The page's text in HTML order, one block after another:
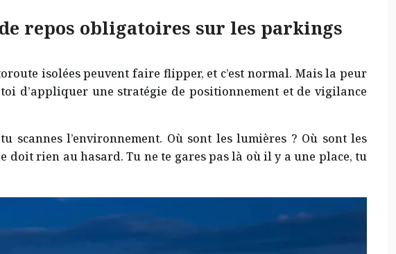
repos obligatoires sur les parkings
isolées peuvent faire flipper, et c’est normal. Mais la peur
d’appliquer une stratégie de positionnement et de vigilance
scannes l’environnement. Où sont les lumières ? Où sont les
doit rien au hasard. Tu ne te gares pas là où il y a une place, tu